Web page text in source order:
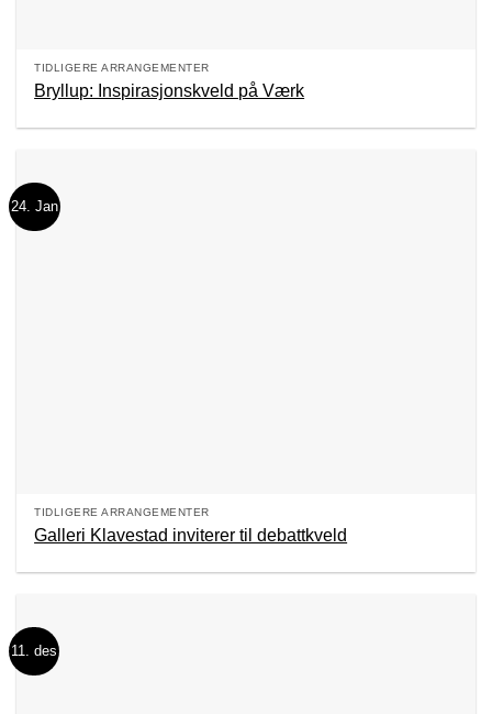
TIDLIGERE ARRANGEMENTER
Bryllup: Inspirasjonskveld på Værk
24. Jan
TIDLIGERE ARRANGEMENTER
Galleri Klavestad inviterer til debattkveld
11. des